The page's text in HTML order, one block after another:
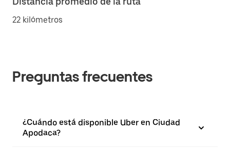
22 kilómetros
Preguntas frecuentes
¿Cuándo está disponible Uber en Ciudad
Apodaca?